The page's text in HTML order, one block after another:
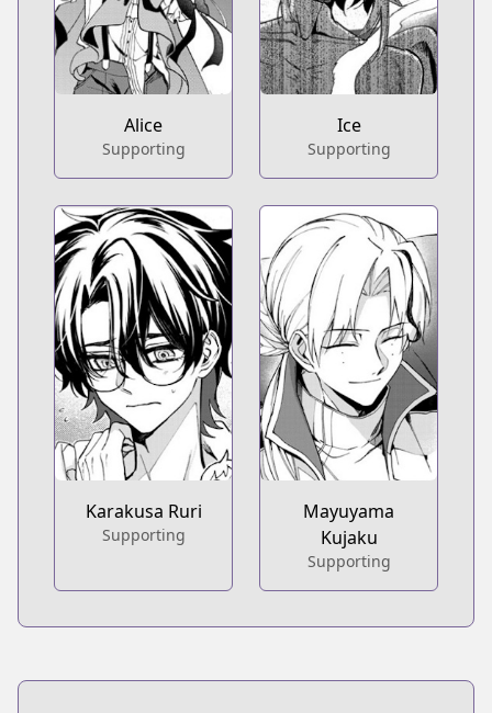
Alice
Supporting
Ice
Supporting
Karakusa Ruri
Supporting
Mayuyama
Kujaku
Supporting